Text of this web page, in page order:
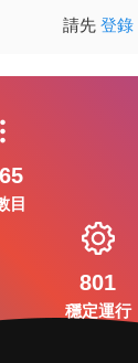
請先 登錄
目
801
穩定運行